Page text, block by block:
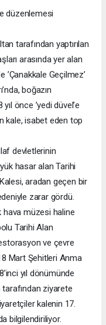
düzenlemesi
tarafından yaptırılan
arasında yer alan
’Çanakkale Geçilmez’
boğazın
önce ’yedi düvel’e
kale, isabet eden top
devletlerinin
hasar alan Tarihi
aradan geçen bir
zarar gördü.
hava müzesi haline
Tarihi Alan
ve çevre
Mart Şehitleri Anma
yıl dönümünde
ziyarete
kalenin 17.
bilgilendiriliyor.